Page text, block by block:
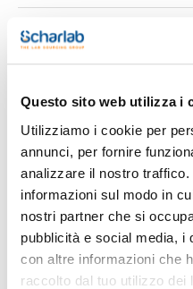
Questo sito web utilizza i
Utilizziamo i cookie per
annunci, per fornire
analizzare il nostro
informazioni sul modo in
nostri partner che si
pubblicità e social media, i
con altre informazioni che
raccolto dal tuo utilizzo dei
Pubblicazioni